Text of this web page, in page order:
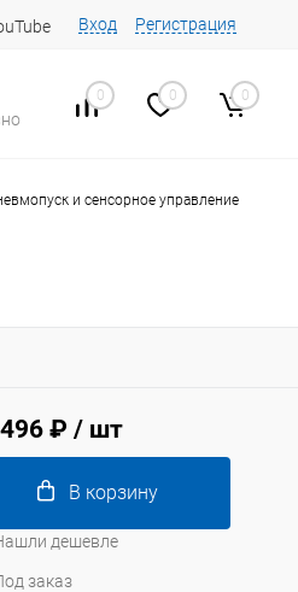
Вход Регистрация
0 0 0
и сенсорное управление
₽ / шт
В корзину
дешевле
заказ